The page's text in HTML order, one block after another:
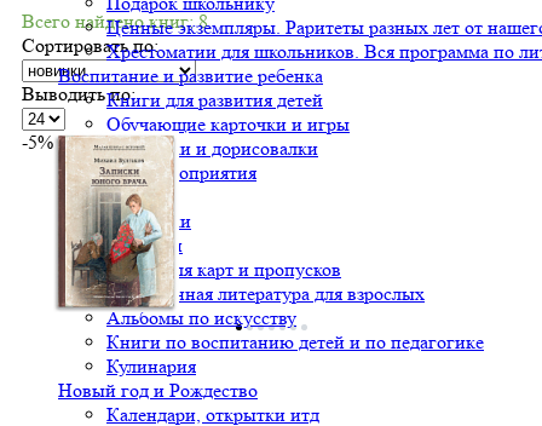
Ценные экземпляры. Раритеты разных лет от
Хрестоматии для школьников. Вся программа по
Воспитание и развитие ребенка
Книги для развития детей
Обучающие карточки и игры
Раскраски и дорисовалки
Билеты на мероприятия
Канцтовары
Открытки
Тетрадки
Чехлы для карт и пропусков
Нехудожественная литература для взрослых
Альбомы по искусству
Книги по воспитанию детей и по педагогике
Кулинария
Новый год и Рождество
Календари, открытки итд
Всего найдено книг: 8
Сортировать по:
Выводить по:
-5%